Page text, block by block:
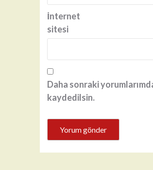
İnternet
sitesi
Daha sonraki
kaydedilsin.